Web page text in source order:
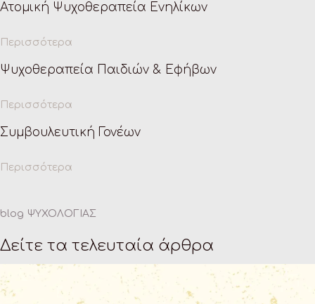
Ατομική Ψυχοθεραπεία Ενηλίκων
Περισσότερα
Ψυχοθεραπεία Παιδιών & Εφήβων
Περισσότερα
Συμβουλευτική Γονέων
Περισσότερα
blog ΨΥΧΟΛΟΓΙΑΣ
Δείτε τα τελευταία άρθρα